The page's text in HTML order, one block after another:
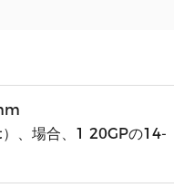
、場合、1 20GPの14-